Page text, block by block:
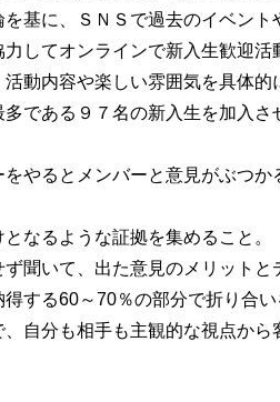
基に、ＳＮＳで過去のイベン
力してオンラインで新入生歓迎
活動内容や楽しい雰囲気を具体
である９７名の新入生を加入さ
やるとメンバーと意見がぶつ
なるような証拠を集めること。
ず聞いて、出た意見のメリットと
得する60～70％の部分で折り合
自分も相手も主観的な視点か